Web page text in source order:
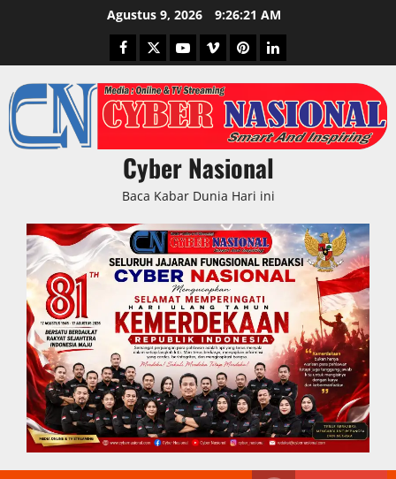
Agustus 9, 2026 9:26:22 AM
Facebook
TwitterYoutubeVimeoPinterestLinkedIn
Cyber Nasional
Baca Kabar Dunia Hari ini